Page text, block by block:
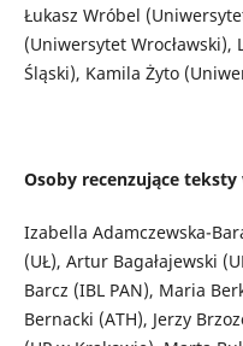
Łukasz Wróbel
(Uniwersytet Wrocławski),
Śląski), Kamila Żyto
Osoby recenzujące teksty
Izabella Adamczewska-
(UŁ), Artur Bagałajewski
Barcz (IBL PAN), Maria
Bernacki (ATH), Jerzy